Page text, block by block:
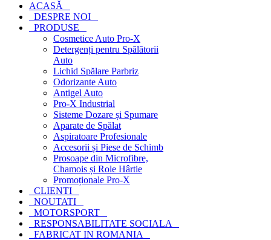
ACASĂ
DESPRE NOI
PRODUSE
Cosmetice Auto Pro-X
Detergenți pentru Spălătorii
Auto
Lichid Spălare Parbriz
Odorizante Auto
Antigel Auto
Pro-X Industrial
Sisteme Dozare și Spumare
Aparate de Spălat
Aspiratoare Profesionale
Accesorii și Piese de Schimb
Prosoape din Microfibre,
Chamois și Role Hârtie
Promoționale Pro-X
CLIENTI
NOUTATI
MOTORSPORT
RESPONSABILITATE SOCIALA
FABRICAT IN ROMANIA